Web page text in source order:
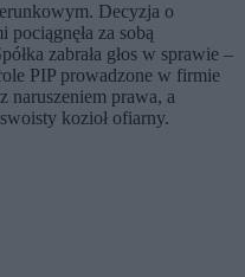
Decyzja o
pociągnęła za sobą
zabrała głos w sprawie –
PIP prowadzone w firmie
naruszeniem prawa, a
kozioł ofiarny.